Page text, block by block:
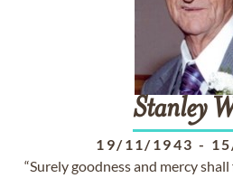
Stanley
19/11/1943 -
“Surely goodness and mercy